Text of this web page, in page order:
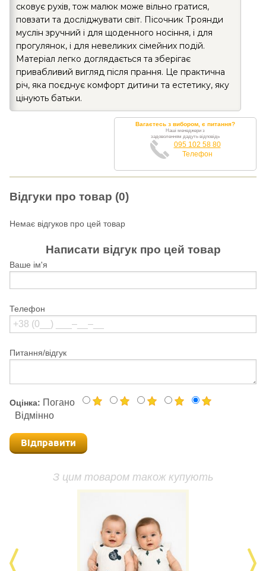
сковує рухів, тож малюк може вільно гратися,
повзати та досліджувати світ. Пісочник Троянди
муслін зручний і для щоденного носіння, і для
прогулянок, і для невеликих сімейних подій.
Матеріал легко доглядається та зберігає
привабливий вигляд після прання. Це практична
річ, яка поєднує комфорт дитини та естетику, яку
цінують батьки.
Вагаєтесь з вибором, є питання?
Наші менеджери з
задоволенням дадуть відповідь
095 102 58 80
Телефон
Відгуки про товар (0)
Немає відгуков про цей товар
Написати відгук про цей товар
Ваше ім'я
Телефон
Питання/відгук
Оцінка: Погано
Відмінно
Відправити
З цим товаром також купують